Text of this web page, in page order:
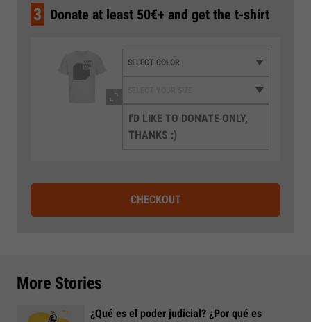
3 Donate at least 50€+ and get the t-shirt
I'D LIKE TO DONATE ONLY,
THANKS :)
CHECKOUT
More Stories
¿Qué es el poder judicial? ¿Por qué es